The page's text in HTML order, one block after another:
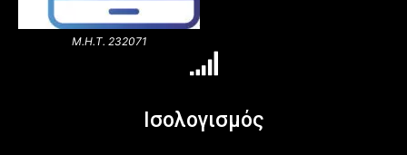
Μ.Η.Τ. 232071
Ισολογισμός